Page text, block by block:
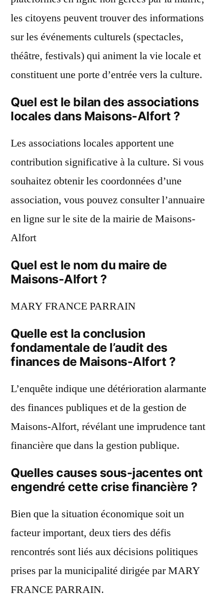
les citoyens peuvent trouver des informations
sur les événements culturels (spectacles,
théâtre, festivals) qui animent la vie locale et
constituent une porte d’entrée vers la culture.
Quel est le bilan des associations
locales dans Maisons-Alfort ?
Les associations locales apportent une
contribution significative à la culture. Si vous
souhaitez obtenir les coordonnées d’une
association, vous pouvez consulter l’annuaire
en ligne sur le site de la mairie de Maisons-
Alfort
Quel est le nom du maire de
Maisons-Alfort ?
MARY FRANCE PARRAIN
Quelle est la conclusion
fondamentale de l’audit des
finances de Maisons-Alfort ?
L’enquête indique une détérioration alarmante
des finances publiques et de la gestion de
Maisons-Alfort, révélant une imprudence tant
financière que dans la gestion publique.
Quelles causes sous-jacentes ont
engendré cette crise financière ?
Bien que la situation économique soit un
facteur important, deux tiers des défis
rencontrés sont liés aux décisions politiques
prises par la municipalité dirigée par MARY
FRANCE PARRAIN.